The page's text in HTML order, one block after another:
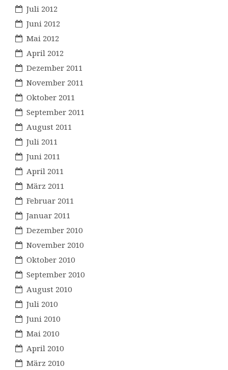
Juli 2012
Juni 2012
Mai 2012
April 2012
Dezember 2011
November 2011
Oktober 2011
September 2011
August 2011
Juli 2011
Juni 2011
April 2011
März 2011
Februar 2011
Januar 2011
Dezember 2010
November 2010
Oktober 2010
September 2010
August 2010
Juli 2010
Juni 2010
Mai 2010
April 2010
März 2010